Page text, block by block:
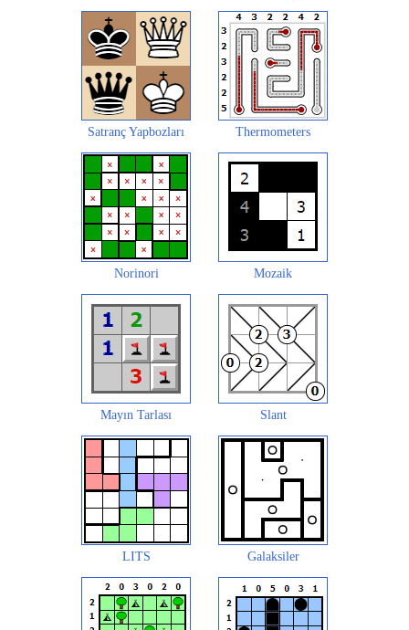
Satranç Yapbozları Thermometers
Norinori Mozaik
Mayın Tarlası Slant
LITS Galaksiler